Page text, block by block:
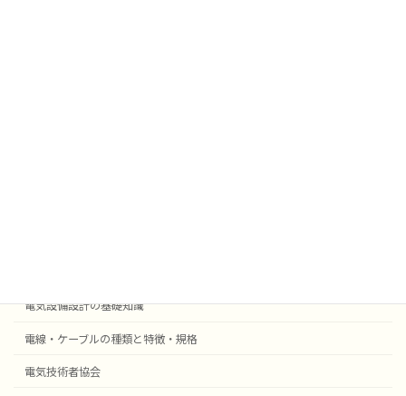
電気設備設計の基礎知識
電線・ケーブルの種類と特徴・規格
電気技術者協会